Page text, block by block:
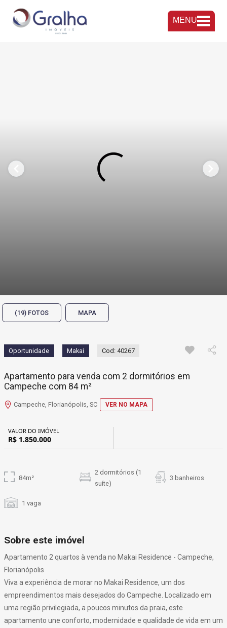
MENU
(19) FOTOS MAPA
Oportunidade Makai Cod: 40267
Apartamento para venda com 2 dormitórios em
Campeche com 84 m²
Campeche, Florianópolis, SC VER NO MAPA
VALOR DO IMÓVEL
R$ 1.850.000
84m²
2 dormitórios (1
suíte)
3 banheiros
1 vaga
Sobre este imóvel
Apartamento 2 quartos à venda no Makai Residence - Campeche,
Florianópolis
Viva a experiência de morar no Makai Residence, um dos
empreendimentos mais desejados do Campeche. Localizado em
uma região privilegiada, a poucos minutos da praia, este
apartamento une conforto, modernidade e qualidade de vida em um